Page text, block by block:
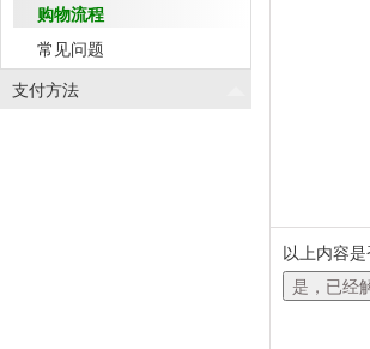
购物流程
常见问题
支付方法
以上内容